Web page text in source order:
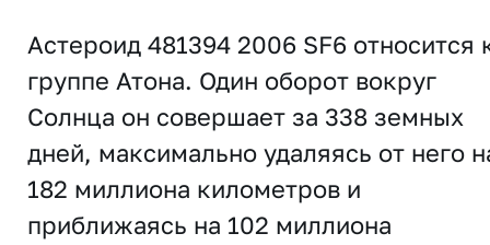
Астероид 481394 2006 SF6 относится
группе Атона. Один оборот вокруг
Солнца он совершает за 338 земных
дней, максимально удаляясь от него
182 миллиона километров и
приближаясь на 102 миллиона